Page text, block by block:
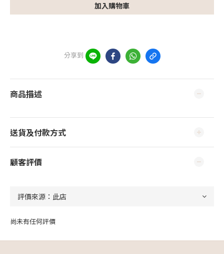
加入購物車
分享到
商品描述
送貨及付款方式
顧客評價
尚未有任何評價